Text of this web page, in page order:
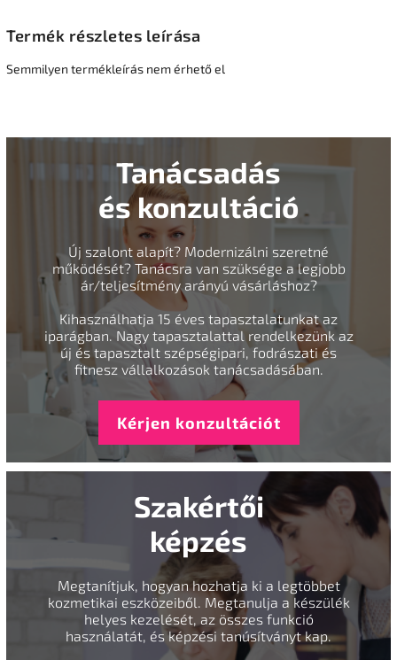
Termék részletes leírása
Semmilyen termékleírás nem érhető el
Tanácsadás
és konzultáció
Új szalont alapít? Modernizálni szeretné
működését? Tanácsra van szüksége a legjobb
ár/teljesítmény arányú vásárláshoz?
Kihasználhatja 15 éves tapasztalatunkat az
iparágban. Nagy tapasztalattal rendelkezünk az
új és tapasztalt szépségipari, fodrászati és
fitnesz vállalkozások tanácsadásában.
Kérjen konzultációt
Szakértői
képzés
Megtanítjuk, hogyan hozhatja ki a legtöbbet
kozmetikai eszközeiből. Megtanulja a készülék
helyes kezelését, az összes funkció
használatát, és képzési tanúsítványt kap.